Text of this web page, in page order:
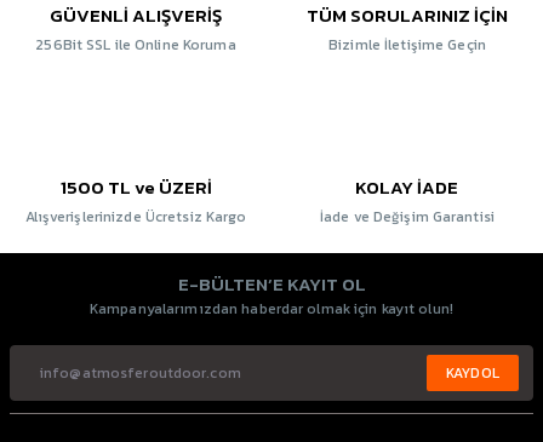
GÜVENLİ ALIŞVERİŞ
256Bit SSL ile Online Koruma
TÜM SORULARINIZ İÇİN
Bizimle İletişime Geçin
1500 TL ve ÜZERİ
Alışverişlerinizde Ücretsiz Kargo
KOLAY İADE
İade ve Değişim Garantisi
E-BÜLTEN’E KAYIT OL
Kampanyalarımızdan haberdar olmak için kayıt olun!
KAYDOL